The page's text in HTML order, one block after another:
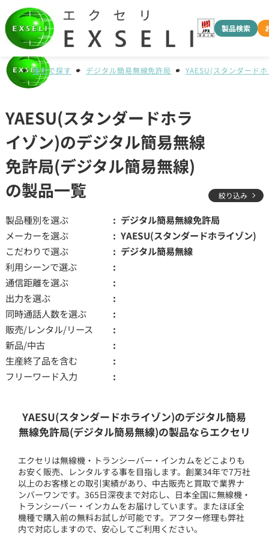
製品検索
種別で探す デジタル簡易無線免許局 YAESU(スタンダード
YAESU(スタンダードホラ
イゾン)のデジタル簡易無線
免許局(デジタル簡易無線)
の製品一覧
絞り込み
製品種別を選ぶ
デジタル簡易無線免許局
メーカーを選ぶ
YAESU(スタンダードホライゾン)
こだわりで選ぶ
デジタル簡易無線
利用シーンで選ぶ
通信距離を選ぶ
出力を選ぶ
同時通話人数を選ぶ
販売/レンタル/リース
新品/中古
生産終了品を含む
フリーワード入力
YAESU(スタンダードホライゾン)のデジタル簡易
無線免許局(デジタル簡易無線)の製品ならエクセリ
エクセリは無線機・トランシーバー・インカムをどこよりも
お安く販売、レンタルする事を目指します。創業34年で7万社
以上のお客様との取引実績があり、中古販売と買取で業界ナ
ンバーワンです。365日深夜まで対応し、日本全国に無線機・
トランシーバー・インカムをお届けしています。またほぼ全
機種で購入前の無料お試しが可能です。アフター修理も弊社
内で対応しますので、安心してご利用ください。